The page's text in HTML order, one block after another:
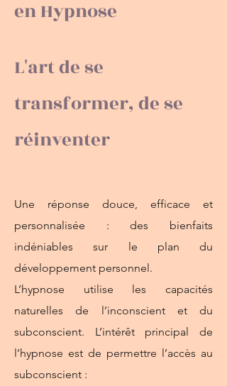
en Hypnose
L'art de se
transformer, de se
réinventer
Une réponse douce, efficace et
personnalisée : des bienfaits
indéniables sur le plan du
développement personnel.
L’hypnose utilise les capacités
naturelles de l’inconscient et du
subconscient. L’intérêt principal de
l’hypnose est de permettre l’accès au
subconscient :